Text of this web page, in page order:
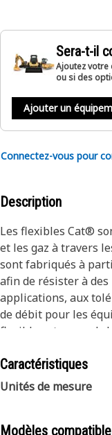
Sera-t-il
Ajoutez votre
ou si des
Ajouter un
Connectez-vous pour
Description
Les flexibles Cat®
et les gaz à travers
sont fabriqués à
afin de résister à
applications, aux
de débit pour les
flexibles et raccords
processus de test
combinaison de
tant que système
gamme de flexibles
Caterpillar pour les
Caractéristiques
Unités de mesure
Modèles